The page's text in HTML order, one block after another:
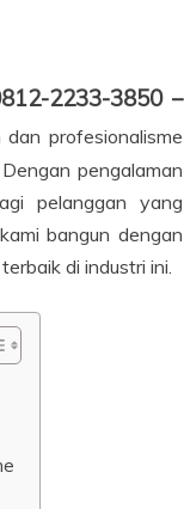
2233-3850 –
profesionalisme
pengalaman
pelanggan yang
bangun dengan
di industri ini.